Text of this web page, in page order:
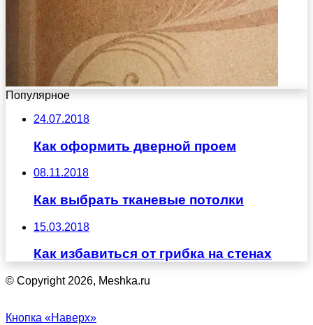
Популярное
24.07.2018
Как оформить дверной проем
08.11.2018
Как выбрать тканевые потолки
15.03.2018
Как избавиться от грибка на стенах
© Copyright 2026, Meshka.ru
Кнопка «Наверх»